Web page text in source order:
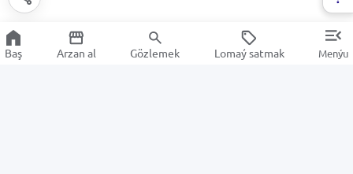
Baş Arzan al Gözlemek Lomaý satmak Menýu